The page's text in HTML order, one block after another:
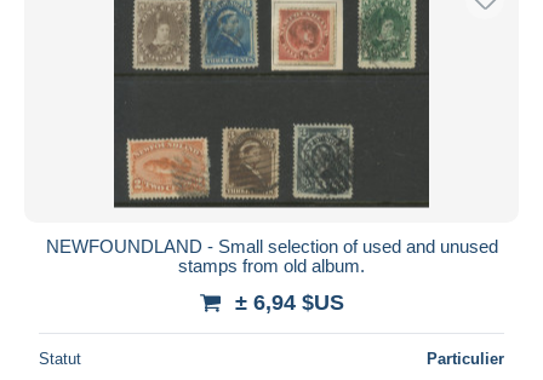
NEWFOUNDLAND - Small selection of used and unused
stamps from old album.
± 6,94 $US
Statut Particulier